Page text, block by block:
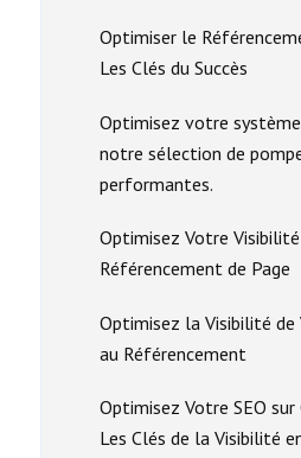
Optimiser le
Les Clés du Succès
Optimisez votre système
notre sélection de
performantes.
Optimisez Votre
Référencement de Page
Optimisez la Visibilité
au Référencement
Optimisez Votre SEO
Les Clés de la Visibilité